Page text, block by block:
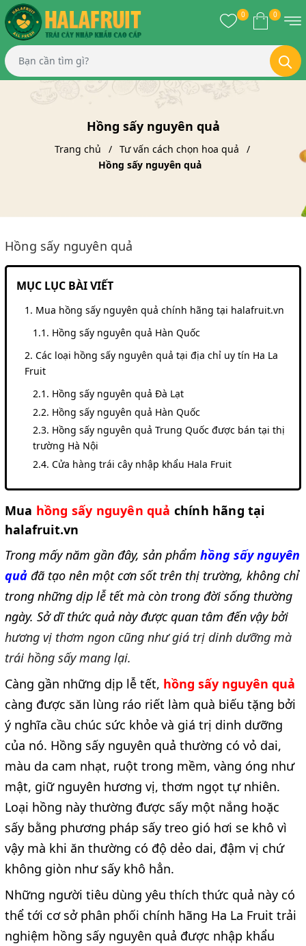
0 0
Hồng sấy nguyên quả
Trang chủ
Tư vấn cách chọn hoa quả
Hồng sấy nguyên quả
Hồng sấy nguyên quả
MỤC LỤC BÀI VIẾT
Mua hồng sấy nguyên quả chính hãng tại halafruit.vn
Hồng sấy nguyên quả Hàn Quốc
Các loại hồng sấy nguyên quả tại địa chỉ uy tín Ha La
Fruit
Hồng sấy nguyên quả Đà Lạt
Hồng sấy nguyên quả Hàn Quốc
Hồng sấy nguyên quả Trung Quốc được bán tại thị
trường Hà Nội
Cửa hàng trái cây nhập khẩu Hala Fruit
Mua hồng sấy nguyên quả chính hãng tại
halafruit.vn
Trong mấy năm gần đây, sản phẩm hồng sấy nguyên
quả đã tạo nên một cơn sốt trên thị trường, không chỉ
trong những dịp lễ tết mà còn trong đời sống thường
ngày. Sở dĩ thức quả này được quan tâm đến vậy bởi
hương vị thơm ngon cũng như giá trị dinh dưỡng mà
trái hồng sấy mang lại.
Càng gần những dịp lễ tết, hồng sấy nguyên quả
càng được săn lùng ráo riết làm quà biếu tặng bởi
ý nghĩa cầu chúc sức khỏe và giá trị dinh dưỡng
của nó. Hồng sấy nguyên quả thường có vỏ dai,
màu da cam nhạt, ruột trong mềm, vàng óng như
mật, giữ nguyên hương vị, thơm ngọt tự nhiên.
Loại hồng này thường được sấy một nắng hoặc
sấy bằng phương pháp sấy treo gió hơi se khô vì
vậy mà khi ăn thường có độ dẻo dai, đậm vị chứ
không giòn như sấy khô hẳn.
Những người tiêu dùng yêu thích thức quả này có
thể tới cơ sở phân phối chính hãng Ha La Fruit trải
nghiệm hồng sấy nguyên quả được nhập khẩu